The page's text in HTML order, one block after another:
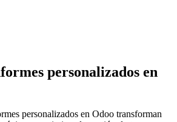
personalizados en
personalizados en Odoo transforman